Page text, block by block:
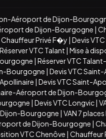
Aéroport de Dijon-
de Dijon-Bourgogne |
Chauffeur Privé F�y | Devis
Réserver VTC Talant | Mise à
| Réserver VTC
Bourgogne | Devis VTC
| Devis VTC Saint-
Aéroport de Dijon-
| Devis VTC Longvic|
Bourgogne | VAN 7
de Dijon-Bourgogne |
VTC Chenôve | Chauffeur